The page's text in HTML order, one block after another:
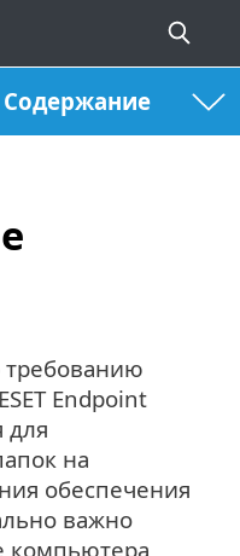
Содержание
Endpoint
для
на
обеспечения
важно
компьютера